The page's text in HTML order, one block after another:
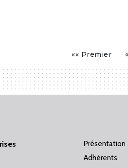
«« Premier
Présentation
Adhérents